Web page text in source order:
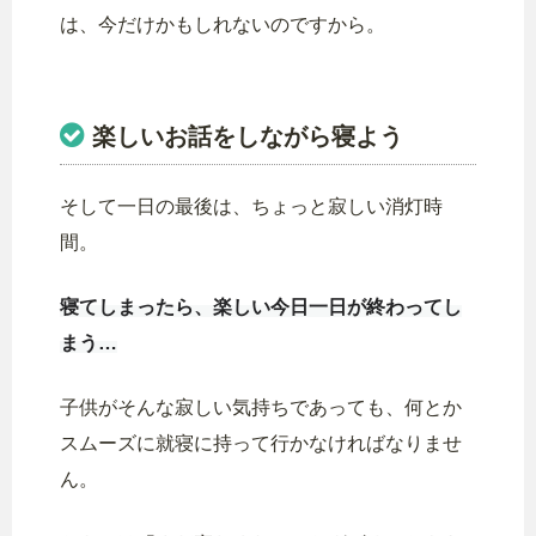
は、今だけかもしれないのですから。
楽しいお話をしながら寝よう
そして一日の最後は、ちょっと寂しい消灯時
間。
寝てしまったら、楽しい今日一日が終わってし
まう…
子供がそんな寂しい気持ちであっても、何とか
スムーズに就寝に持って行かなければなりませ
ん。